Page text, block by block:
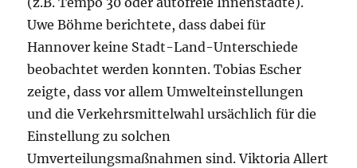
Uwe Böhme berichtete, dass dabei für
Hannover keine Stadt-Land-Unterschiede
beobachtet werden konnten. Tobias Escher
zeigte, dass vor allem Umwelteinstellungen
und die Verkehrsmittelwahl ursächlich für die
Einstellung zu solchen
Umverteilungsmaßnahmen sind. Viktoria Allert